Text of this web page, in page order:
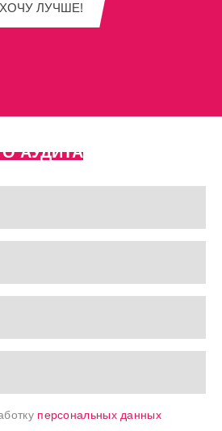
ХОЧУ ЛУЧШЕ!
АУДИТА
персональных данных